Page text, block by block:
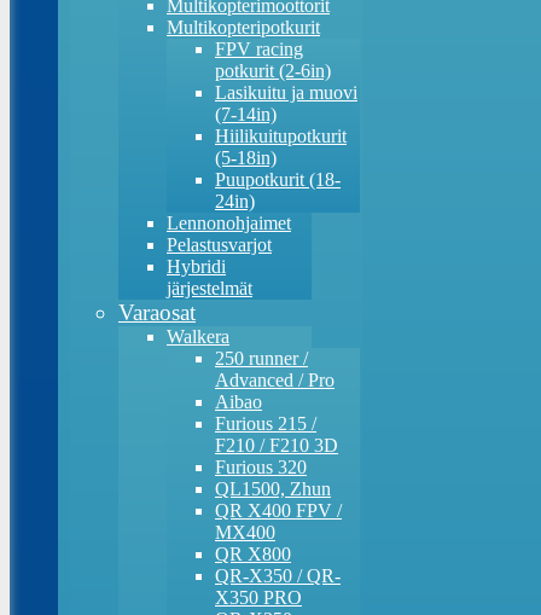
Multikopterimoottorit
Multikopteripotkurit
FPV racing
potkurit (2-6in)
Lasikuitu ja muovi
(7-14in)
Hiilikuitupotkurit
(5-18in)
Puupotkurit (18-
24in)
Lennonohjaimet
Pelastusvarjot
Hybridi
järjestelmät
Varaosat
Walkera
250 runner /
Advanced / Pro
Aibao
Furious 215 /
F210 / F210 3D
Furious 320
QL1500, Zhun
QR X400 FPV /
MX400
QR X800
QR-X350 / QR-
X350 PRO